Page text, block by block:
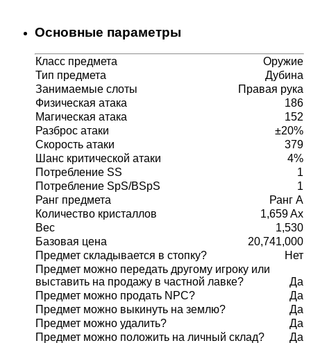
Основные параметры
Класс предмета
Оружие
Тип предмета
Дубина
Занимаемые слоты
Правая рука
Физическая атака
186
Магическая атака
152
Разброс атаки
±20%
Скорость атаки
379
Шанс критической атаки
4%
Потребление SS
1
Потребление SpS/BSpS
1
Ранг предмета
Ранг A
Количество кристаллов
1,659 Ax
Вес
1,530
Базовая цена
20,741,000
Предмет складывается в стопку?
Нет
Предмет можно передать другому игроку или
выставить на продажу в частной лавке?
Да
Предмет можно продать NPC?
Да
Предмет можно выкинуть на землю?
Да
Предмет можно удалить?
Да
Предмет можно положить на личный склад?
Да